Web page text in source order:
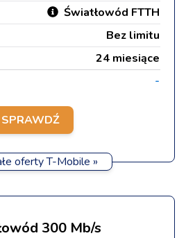
Światłowód FTTH
Bez limitu
24 miesiące
-
SPRAWDŹ
oferty T-Mobile »
300 Mb/s